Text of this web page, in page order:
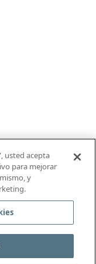
usted acepta
para mejorar
y